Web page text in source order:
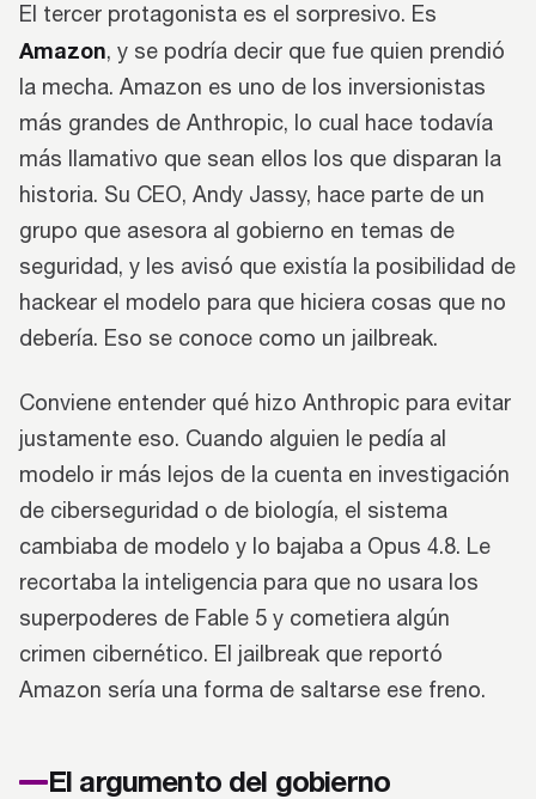
El tercer protagonista es el sorpresivo. Es
Amazon, y se podría decir que fue quien prendió
la mecha. Amazon es uno de los inversionistas
más grandes de Anthropic, lo cual hace todavía
más llamativo que sean ellos los que disparan la
historia. Su CEO, Andy Jassy, hace parte de un
grupo que asesora al gobierno en temas de
seguridad, y les avisó que existía la posibilidad de
hackear el modelo para que hiciera cosas que no
debería. Eso se conoce como un jailbreak.
Conviene entender qué hizo Anthropic para evitar
justamente eso. Cuando alguien le pedía al
modelo ir más lejos de la cuenta en investigación
de ciberseguridad o de biología, el sistema
cambiaba de modelo y lo bajaba a Opus 4.8. Le
recortaba la inteligencia para que no usara los
superpoderes de Fable 5 y cometiera algún
crimen cibernético. El jailbreak que reportó
Amazon sería una forma de saltarse ese freno.
El argumento del gobierno